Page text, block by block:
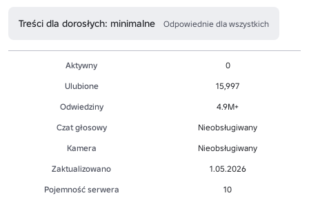
Treści dla dorosłych: minimalne Odpowiednie dla wszystkich
Aktywny
0
Ulubione
15,997
Odwiedziny
4.9M+
Czat głosowy
Nieobsługiwany
Kamera
Nieobsługiwany
Zaktualizowano
1.05.2026
Pojemność serwera
10